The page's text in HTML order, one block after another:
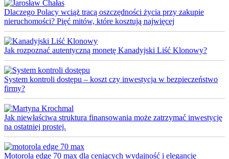
Dlaczego Polacy wciąż tracą oszczędności życia przy zakupie
nieruchomości? Pięć mitów, które kosztują najwięcej
Jak rozpoznać autentyczną monetę Kanadyjski Liść Klonowy?
System kontroli dostępu – koszt czy inwestycja w bezpieczeństwo
firmy?
Jak niewłaściwa struktura finansowania może zatrzymać inwestycję
na ostatniej prostej.
Motorola edge 70 max dla ceniących wydajność i elegancję